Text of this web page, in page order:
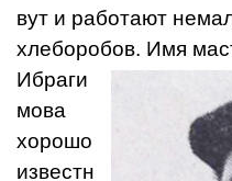
вут и работают
хлебо­робов. Имя
Ибраги
мова
хорошо
известн